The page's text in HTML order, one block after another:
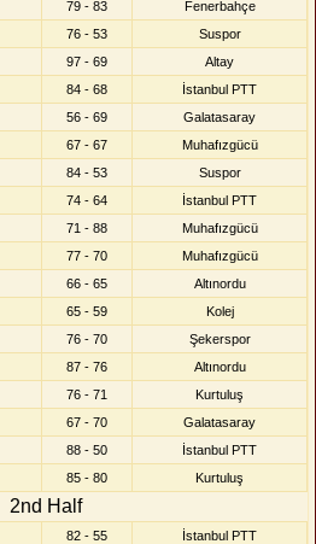
79 - 83
Fenerbahçe
76 - 53
Suspor
97 - 69
Altay
84 - 68
İstanbul PTT
56 - 69
Galatasaray
67 - 67
Muhafızgücü
84 - 53
Suspor
74 - 64
İstanbul PTT
71 - 88
Muhafızgücü
77 - 70
Muhafızgücü
66 - 65
Altınordu
65 - 59
Kolej
76 - 70
Şekerspor
87 - 76
Altınordu
76 - 71
Kurtuluş
67 - 70
Galatasaray
88 - 50
İstanbul PTT
85 - 80 Kurtuluş
2nd Half
82 - 55
İstanbul PTT